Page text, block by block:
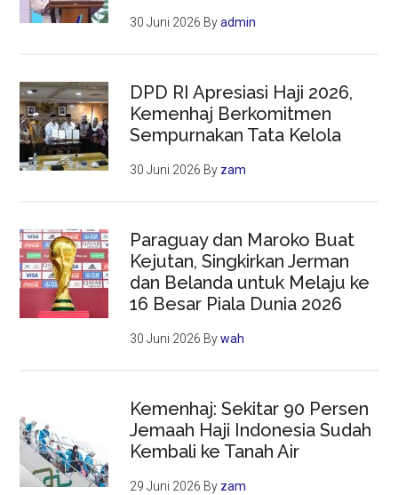
30 Juni 2026 Byadmin
DPD RI Apresiasi Haji 2026,
Kemenhaj Berkomitmen
Sempurnakan Tata Kelola
30 Juni 2026 By zam
Paraguay dan Maroko Buat
Kejutan, Singkirkan Jerman
dan Belanda untuk Melaju ke
16 Besar Piala Dunia 2026
30 Juni 2026 Bywah
Kemenhaj: Sekitar 90 Persen
Jemaah Haji Indonesia Sudah
Kembali ke Tanah Air
29 Juni 2026 By zam